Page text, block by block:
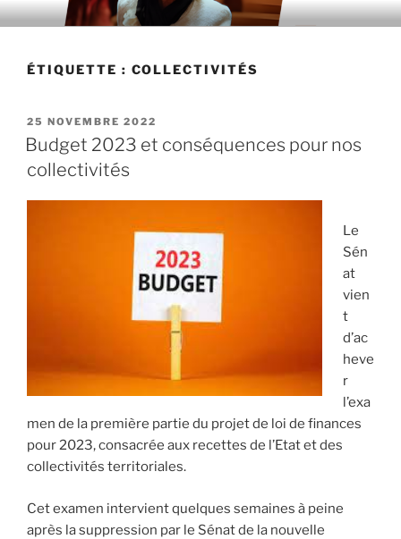
Aller
au
principal
ÉTIQUETTE : COLLECTIVITÉS
PUBLIÉ
LE
25 NOVEMBRE 2022
Budget 2023 et conséquences pour nos
collectivités
Le
Sén
at
vien
t
d’ac
heve
r
l’exa
men de la première partie du projet de loi de finances
pour 2023, consacrée aux recettes de l’Etat et des
collectivités territoriales.
Cet examen intervient quelques semaines à peine
après la suppression par le Sénat de la nouvelle